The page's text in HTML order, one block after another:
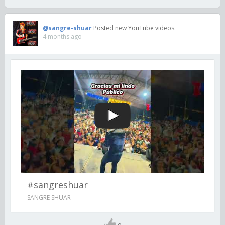
@sangre-shuar Posted new YouTube videos.
4 months ago
#sangreshuar
SANGRE SHUAR